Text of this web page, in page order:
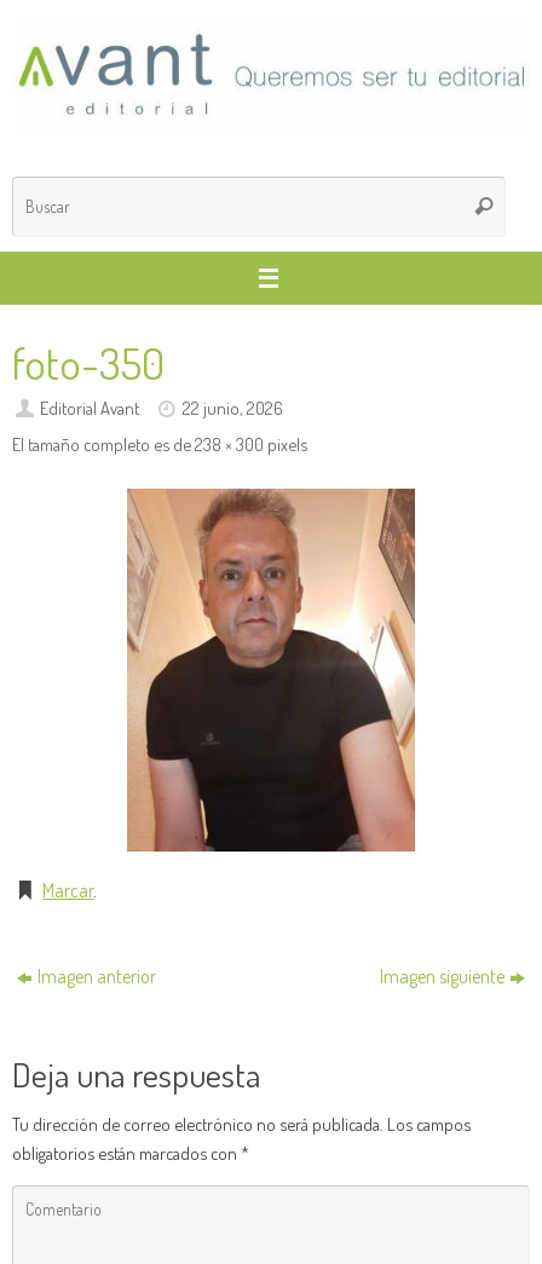
contenido
Buscar
foto-350
Editorial Avant
22 junio, 2026
El tamaño completo es de238 × 300 pixels
Marcar.
Imagen anterior Imagen siguiente
Deja una respuesta
Tu dirección de correo electrónico no será publicada. Los campos
obligatorios están marcados con *